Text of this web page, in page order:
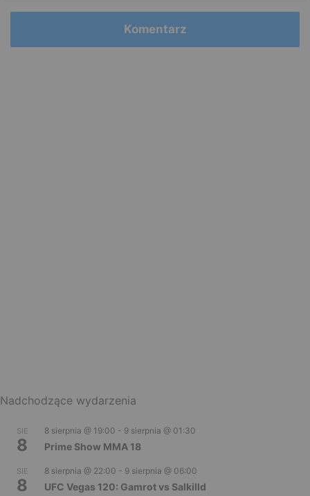
Komentarz
Nadchodzące wydarzenia
SIE
8
8 sierpnia @ 19:00 - 9 sierpnia @ 01:30
Prime Show MMA 18
SIE
8
8 sierpnia @ 22:00 - 9 sierpnia @ 06:00
UFC Vegas 120: Gamrot vs Salkilld